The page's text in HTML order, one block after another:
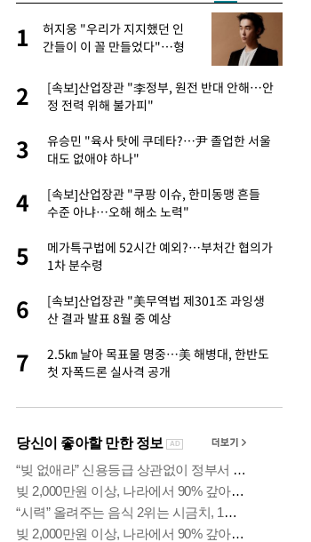
1
허지웅 "우리가 지지했던 인
간들이 이 꼴 만들었다"…형
2
[속보]산업장관 "李정부, 원전 반대 안해…안
정 전력 위해 불가피"
3
유승민 "육사 탓에 쿠데타?…尹 졸업한 서울
대도 없애야 하나"
4
[속보]산업장관 "쿠팡 이슈, 한미동맹 흔들
수준 아냐…오해 해소 노력"
5
메가특구법에 52시간 예외?…부처간 협의가
1차 분수령
6
[속보]산업장관 "美무역법 제301조 과잉생
산 결과 발표 8월 중 예상
7
2.5㎞ 날아 목표물 명중…美 해병대, 한반도
첫 자폭드론 실사격 공개